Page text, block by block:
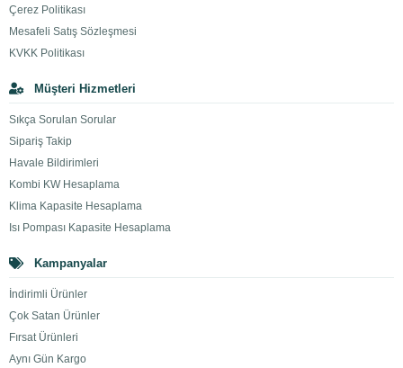
Çerez Politikası
Mesafeli Satış Sözleşmesi
KVKK Politikası
Müşteri Hizmetleri
Sıkça Sorulan Sorular
Sipariş Takip
Havale Bildirimleri
Kombi KW Hesaplama
Klima Kapasite Hesaplama
Isı Pompası Kapasite Hesaplama
Kampanyalar
İndirimli Ürünler
Çok Satan Ürünler
Fırsat Ürünleri
Aynı Gün Kargo